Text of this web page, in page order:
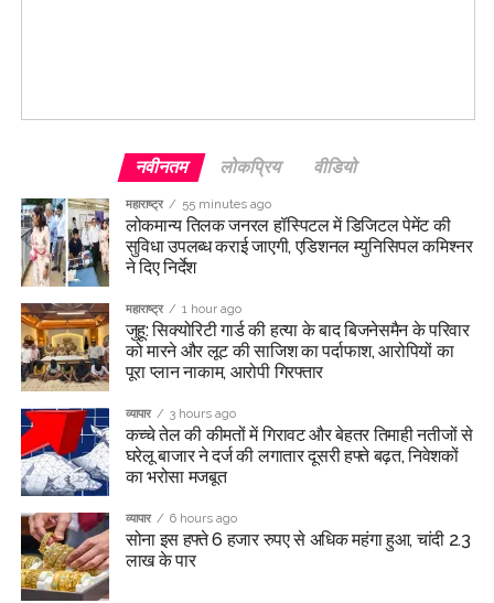
नवीनतम लोकप्रिय वीडियो
महाराष्ट्र 55 minutes ago
लोकमान्य तिलक जनरल हॉस्पिटल में डिजिटल पेमेंट की
सुविधा उपलब्ध कराई जाएगी, एडिशनल म्युनिसिपल कमिश्नर
ने दिए निर्देश
महाराष्ट्र 1 hour ago
जुहू: सिक्योरिटी गार्ड की हत्या के बाद बिजनेसमैन के परिवार
को मारने और लूट की साजिश का पर्दाफाश, आरोपियों का
पूरा प्लान नाकाम, आरोपी गिरफ्तार
व्यापार 3 hours ago
कच्चे तेल की कीमतों में गिरावट और बेहतर तिमाही नतीजों से
घरेलू बाजार ने दर्ज की लगातार दूसरी हफ्ते बढ़त, निवेशकों
का भरोसा मजबूत
व्यापार 6 hours ago
सोना इस हफ्ते 6 हजार रुपए से अधिक महंगा हुआ, चांदी 2.3
लाख के पार